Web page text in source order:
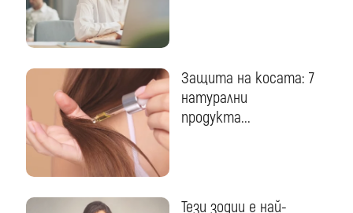
Защита на косата: 7
натурални
продукта...
Тези зодии е най-